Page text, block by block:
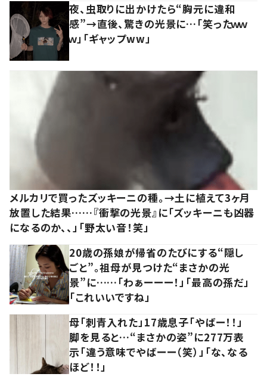
夜、虫取りに出かけたら“胸元に違和
感”→直後、驚きの光景に…「笑ったｗｗ
ｗ」「ギャップww」
メルカリで買ったズッキーニの種。→土に植えて3ヶ月
放置した結果……『衝撃の光景』に「ズッキーニも凶器
になるのか、、」「野太い音！笑」
20歳の孫娘が帰省のたびにする“隠し
ごと”。祖母が見つけた“まさかの光
景”に……「わぁーーー！」「最高の孫だ」
「これいいですね」
母「刺青入れた」17歳息子「やばー！！」
脚を見ると…“まさかの姿”に277万表
示「違う意味でやばーー（笑）」「な、なる
ほど！！」